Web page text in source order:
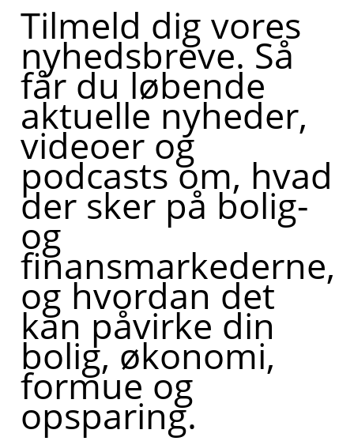
Tilmeld dig vores
nyhedsbreve. Så
får du løbende
aktuelle nyheder,
videoer og
podcasts om, hvad
der sker på bolig-
og
finansmarkederne,
og hvordan det
kan påvirke din
bolig, økonomi,
formue og
opsparing.